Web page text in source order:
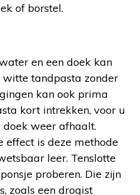
of borstel.
en een doek kan
tandpasta zonder
kan ook prima
kort intrekken, voor u
doek weer afhaalt.
effect is deze methode
leer. Tenslotte
proberen. Die zijn
zoals een drogist